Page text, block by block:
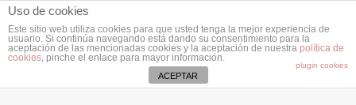
Uso de cookies
Este sitio web utiliza cookies para que usted tenga la mejor experiencia de
usuario. Si continúa navegando está dando su consentimiento para la
aceptación de las mencionadas cookies y la aceptación de nuestra política de
cookies, pinche el enlace para mayor información.
plugin cookies
ACEPTAR